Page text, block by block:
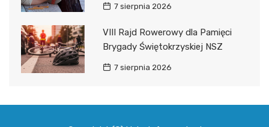
7 sierpnia 2026
VIII Rajd Rowerowy dla Pamięci
Brygady Świętokrzyskiej NSZ
7 sierpnia 2026